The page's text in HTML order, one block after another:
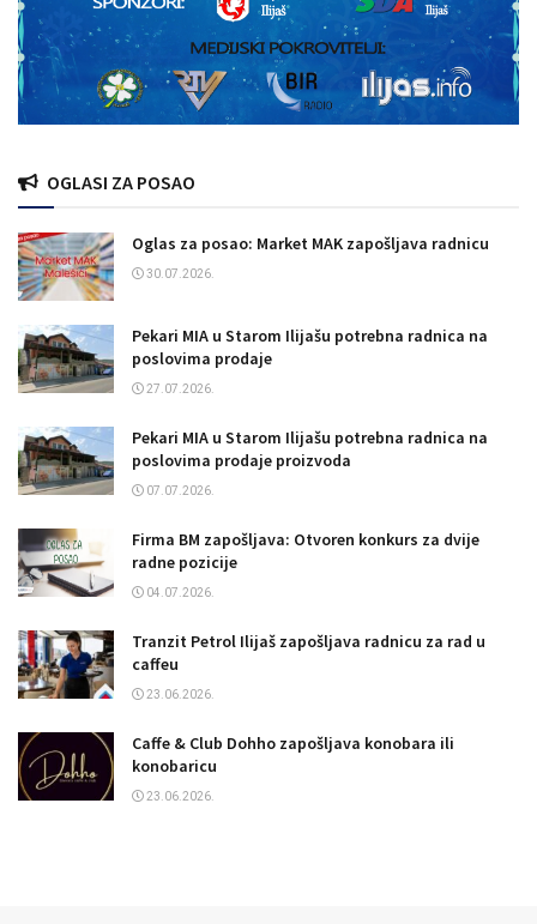
OGLASI ZA POSAO
Oglas za posao: Market MAK zapošljava radnicu
30.07.2026.
Pekari MIA u Starom Ilijašu potrebna radnica na
poslovima prodaje
27.07.2026.
Pekari MIA u Starom Ilijašu potrebna radnica na
poslovima prodaje proizvoda
07.07.2026.
Firma BM zapošljava: Otvoren konkurs za dvije
radne pozicije
04.07.2026.
Tranzit Petrol Ilijaš zapošljava radnicu za rad u
caffeu
23.06.2026.
Caffe & Club Dohho zapošljava konobara ili
konobaricu
23.06.2026.